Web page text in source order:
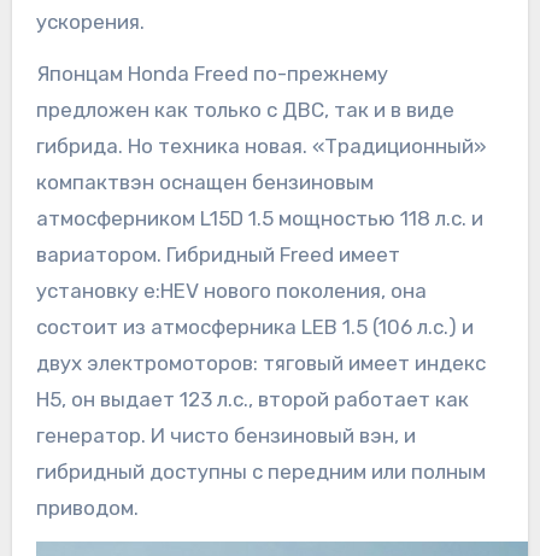
ускорения.
Японцам Honda Freed по-прежнему
предложен как только с ДВС, так и в виде
гибрида. Но техника новая. «Традиционный»
компактвэн оснащен бензиновым
атмосферником L15D 1.5 мощностью 118 л.с. и
вариатором. Гибридный Freed имеет
установку e:HEV нового поколения, она
состоит из атмосферника LEB 1.5 (106 л.с.) и
двух электромоторов: тяговый имеет индекс
H5, он выдает 123 л.с., второй работает как
генератор. И чисто бензиновый вэн, и
гибридный доступны с передним или полным
приводом.